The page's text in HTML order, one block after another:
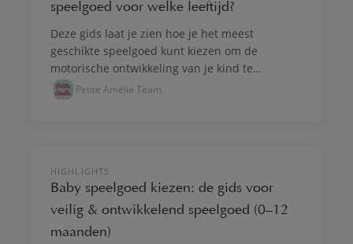
speelgoed voor welke leeftijd?
Deze gids laat je zien hoe je het meest
geschikte speelgoed kunt kiezen om de
motorische ontwikkeling van je kind te
ondersteunen, afhankelijk van hun leeftijd en
unieke behoeften.
Petite Amélie Team,
HIGHLIGHTS
Baby speelgoed kiezen: de gids voor
veilig & ontwikkelend speelgoed (0–12
maanden)